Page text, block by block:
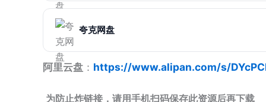
夸克网盘
阿里云盘 ： https://www.alipan.com/s/
为防止炸链接，请用手机扫码保存此资源后再下载